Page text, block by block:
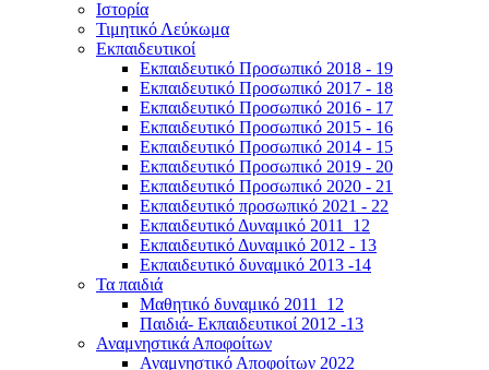
Ιστορία
Τιμητικό Λεύκωμα
Εκπαιδευτικοί
Εκπαιδευτικό Προσωπικό 2018 - 19
Εκπαιδευτικό Προσωπικό 2017 - 18
Εκπαιδευτικό Προσωπικό 2016 - 17
Εκπαιδευτικό Προσωπικό 2015 - 16
Εκπαιδευτικό Προσωπικό 2014 - 15
Εκπαιδευτικό Προσωπικό 2019 - 20
Εκπαιδευτικό Προσωπικό 2020 - 21
Εκπαιδευτικό προσωπικό 2021 - 22
Εκπαιδευτικό Δυναμικό 2011_12
Εκπαιδευτικό Δυναμικό 2012 - 13
Εκπαιδευτικό δυναμικό 2013 -14
Τα παιδιά
Μαθητικό δυναμικό 2011_12
Παιδιά- Εκπαιδευτικοί 2012 -13
Αναμνηστικά Αποφοίτων
Αναμνηστικό Αποφοίτων 2022